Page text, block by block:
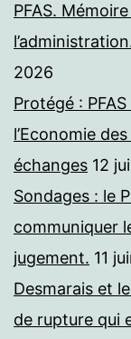
PFAS.
2026
Protégé :
l’Economie
échanges 12
Sondages : le
communiquer
jugement. 11
Desmarais et
de rupture qui